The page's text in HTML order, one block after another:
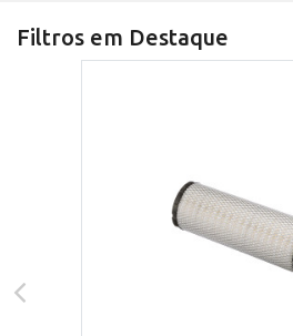
Filtros em Destaque